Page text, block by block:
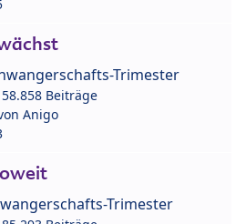
Trimester
Beiträge
Anigo
Trimester